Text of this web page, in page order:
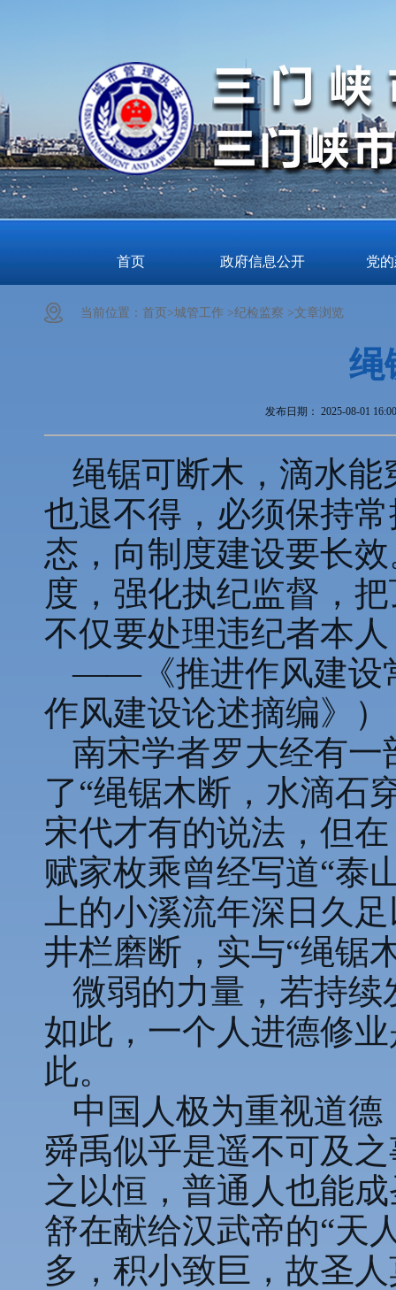
首页 政府信息公开 党
当前位置： 首页>城管工作 >纪检监察 >文章浏览
绳
发布日期： 2025-08-01 16:00
绳锯可断木，滴水
也退不得，必须保持
态，向制度建设要长
度，强化执纪监督，
不仅要处理违纪者本
——《推进作风建设
作风建设论述摘编》）
南宋学者罗大经有
了“绳锯木断，水滴石
宋代才有的说法，但
赋家枚乘曾经写道“泰
上的小溪流年深日久
井栏磨断，实与“绳锯
微弱的力量，若持
如此，一个人进德修
此。
中国人极为重视道
舜禹似乎是遥不可及
之以恒，普通人也能
舒在献给汉武帝的“天
多，积小致巨，故圣